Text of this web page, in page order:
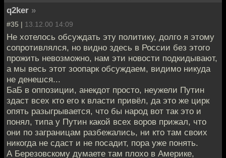
q2ker »
#35 | 13.12.00 14:09
Не хотелось обсуждать эту политику, долго я этому
сопротивлялся, но видно здесь в России без этого
прожить невозможно, нам эти новости подкидывают,
а мы весь этот зоопарк обсуждаем, видимо никуда
не денешся...
БаБ в оппозиции, анекдот просто, неужели Путин
здаст всех кто его к власти привёл, да это же цирк
опять разыгрывается, что бы народ вот так это и
понял, типа у Путин какой всех воров прижал, что
они по заграницам разбежались, ни кто там своих
никогда не сдаст и не посадит, пора уже понять.
А Березовскому думаете там плохо в Америке,